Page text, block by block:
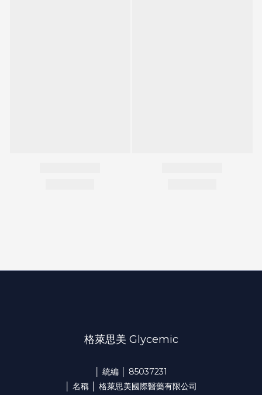
格萊思美 Glycemic
│ 統編 │ 85037231
│ 名稱 │ 格萊思美國際醫藥有限公司